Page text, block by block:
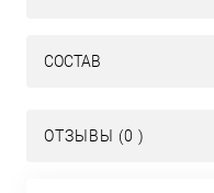
СОСТАВ
ОТЗЫВЫ (0 )